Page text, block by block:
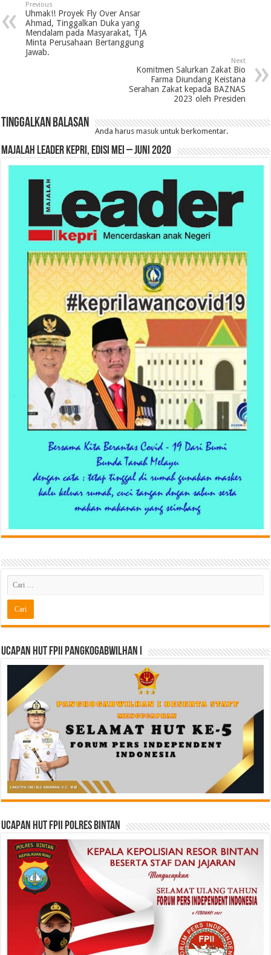
Previous
Uhmak!! Proyek Fly Over Ansar
Ahmad, Tinggalkan Duka yang
Mendalam pada Masyarakat, TJA
Minta Perusahaan Bertanggung
Jawab.
Next
Komitmen Salurkan Zakat Bio
Farma Diundang Keistana
Serahan Zakat kepada BAZNAS
2023 oleh Presiden
Tinggalkan Balasan
Anda harusmasuk untuk berkomentar.
MAJALAH LEADER KEPRI, EDISI MEI – JUNI 2020
Ucapan HUT FPII PANGKOGABWILHAN I
Ucapan HUT FPII Polres Bintan